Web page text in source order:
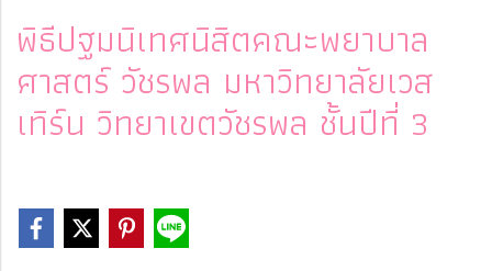
พิธีปฐมนิเทศนิสิตคณะพยาบาล
ศาสตร์ วัชรพล มหาวิทยาลัยเวส
เทิร์น วิทยาเขตวัชรพล ชั้นปีที่ 3